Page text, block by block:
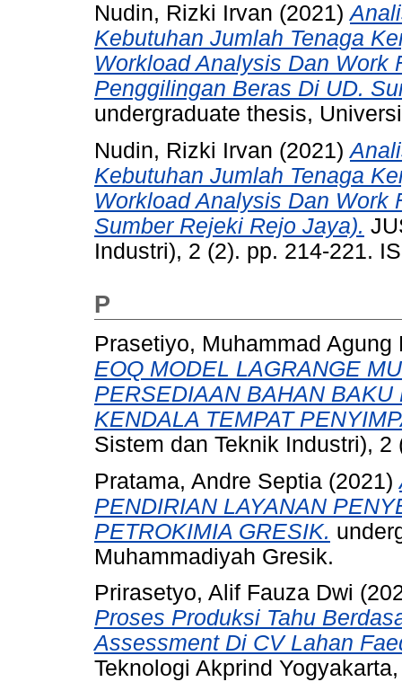
Nudin, Rizki Irvan (2021)
Kebutuhan Jumlah Tenaga
Workload Analysis Dan Work
Penggilingan Beras Di UD.
undergraduate thesis,
Nudin, Rizki Irvan (2021)
Kebutuhan Jumlah Tenaga
Workload Analysis Dan Work
Sumber Rejeki Rejo Jaya).
Industri), 2 (2). pp. 214-221.
P
Prasetiyo, Muhammad Agung
EOQ MODEL LAGRANGE
PERSEDIAAN BAHAN
KENDALA TEMPAT
Sistem dan Teknik Industri),
Pratama, Andre Septia (2021)
PENDIRIAN LAYANAN
PETROKIMIA GRESIK.
Muhammadiyah Gresik.
Prirasetyo, Alif Fauza Dwi
Proses Produksi Tahu
Assessment Di CV Lahan
Teknologi Akprind